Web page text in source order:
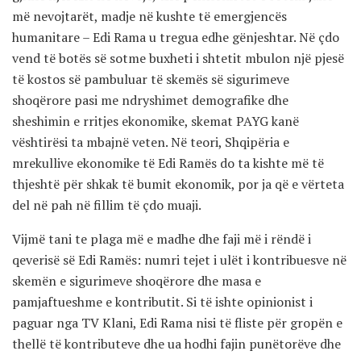
më nevojtarët, madje në kushte të emergjencës
humanitare – Edi Rama u tregua edhe gënjeshtar. Në çdo
vend të botës së sotme buxheti i shtetit mbulon një pjesë
të kostos së pambuluar të skemës së sigurimeve
shoqërore pasi me ndryshimet demografike dhe
sheshimin e rritjes ekonomike, skemat PAYG kanë
vështirësi ta mbajnë veten. Në teori, Shqipëria e
mrekullive ekonomike të Edi Ramës do ta kishte më të
thjeshtë për shkak të bumit ekonomik, por ja që e vërteta
del në pah në fillim të çdo muaji.
Vijmë tani te plaga më e madhe dhe faji më i rëndë i
qeverisë së Edi Ramës: numri tejet i ulët i kontribuesve në
skemën e sigurimeve shoqërore dhe masa e
pamjaftueshme e kontributit. Si të ishte opinionist i
paguar nga TV Klani, Edi Rama nisi të fliste për gropën e
thellë të kontributeve dhe ua hodhi fajin punëtorëve dhe